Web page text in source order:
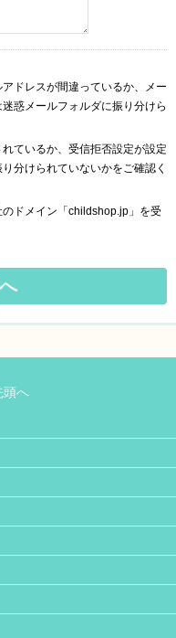
ドレスが間違っているか、メー
惑メールフォルダに振り分けら
ているか、受信拒否設定が設定
分けられていないかをご確認く
ドメイン「childshop.jp」を受
頭へ